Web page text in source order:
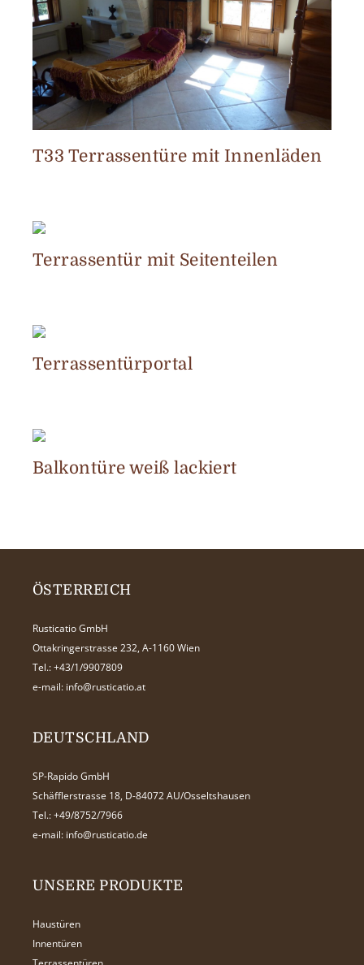
T33 Terrassentüre mit Innenläden
Terrassentür mit Seitenteilen
Terrassentürportal
Balkontüre weiß lackiert
ÖSTERREICH
Rusticatio GmbH
Ottakringerstrasse 232, A-1160 Wien
Tel.: +43/1/9907809
e-mail: info@rusticatio.at
DEUTSCHLAND
SP-Rapido GmbH
Schäfflerstrasse 18, D-84072 AU/Osseltshausen
Tel.: +49/8752/7966
e-mail: info@rusticatio.de
UNSERE PRODUKTE
Haustüren
Innentüren